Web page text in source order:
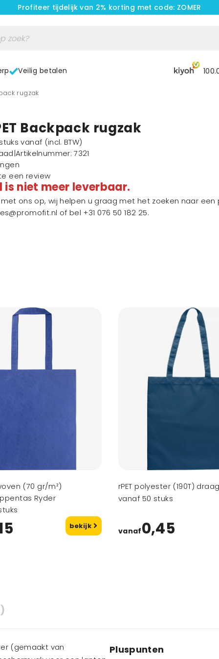
Profiteer tijdelijk van 2% korting met code: ZOMER
Veilig betalen
rugzak
Backpack rugzak
vanaf (incl. BTW)
|Artikelnummer: 7321
een review
is niet meer leverbaar.
ons op, wij helpen u graag met het zoeken naar
of bel +31 076 50 182 25.
(70 gr/m²)
Ryder
bekijk
rPET polyester (190T)
vanaf 50 stuks
vanaf0,45
(gemaakt van
Pluspunten